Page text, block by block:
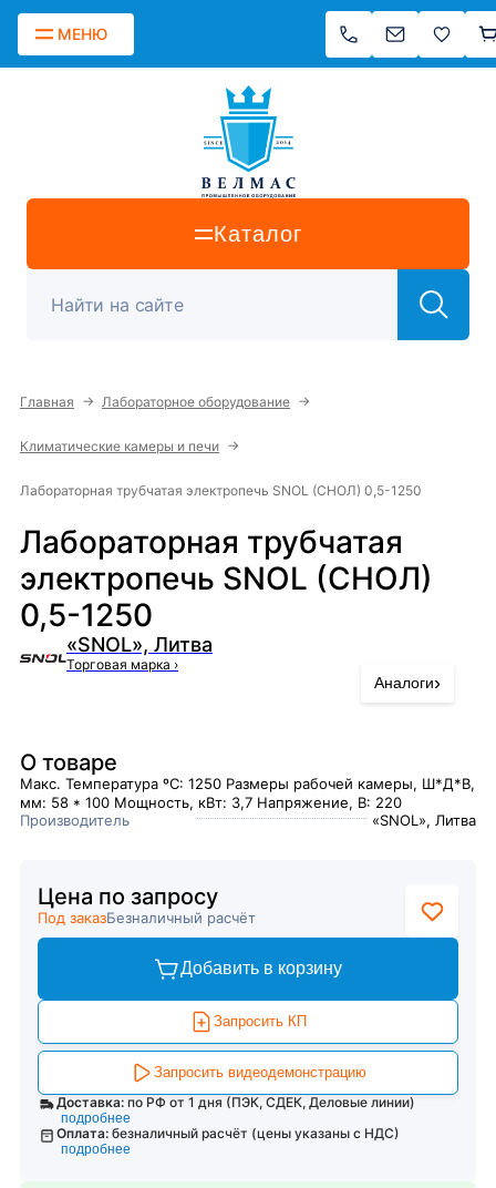
МЕНЮ
Каталог
Главная → Лабораторное оборудование →
Климатические камеры и печи →
Лабораторная трубчатая электропечь SNOL (СНОЛ) 0,5-1250
Лабораторная трубчатая
электропечь SNOL (СНОЛ)
0,5-1250
«SNOL», Литва
Торговая марка ›
Аналоги›
О товаре
Макс. Температура ºC: 1250 Размеры рабочей камеры, Ш*Д*В,
мм: 58 * 100 Мощность, кВт: 3,7 Напряжение, В: 220
Производитель
«SNOL», Литва
Цена по запросу
Под заказБезналичный расчёт
Добавить в корзину
Запросить КП
Запросить видеодемонстрацию
Доставка: по РФ от 1 дня (ПЭК, СДЕК, Деловые линии)
подробнее
Оплата: безналичный расчёт (цены указаны с НДС)
подробнее